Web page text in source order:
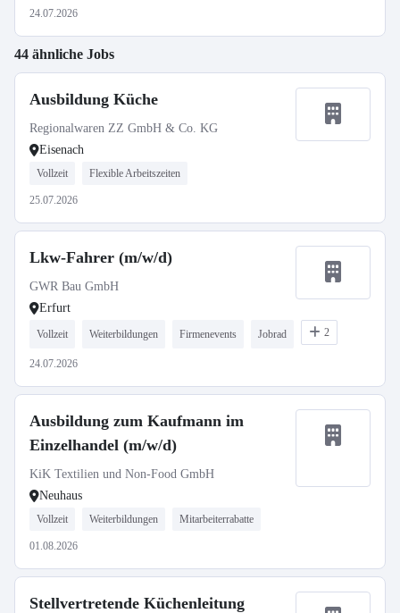
24.07.2026
44 ähnliche Jobs
Ausbildung Küche
Regionalwaren ZZ GmbH & Co. KG
Eisenach
Vollzeit Flexible Arbeitszeiten
25.07.2026
Lkw-Fahrer (m/w/d)
GWR Bau GmbH
Erfurt
Vollzeit Weiterbildungen Firmenevents Jobrad 2
24.07.2026
Ausbildung zum Kaufmann im
Einzelhandel (m/w/d)
KiK Textilien und Non-Food GmbH
Neuhaus
Vollzeit Weiterbildungen Mitarbeiterrabatte
01.08.2026
Stellvertretende Küchenleitung